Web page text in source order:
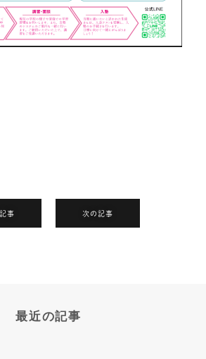
事 次の記事
最近の記事